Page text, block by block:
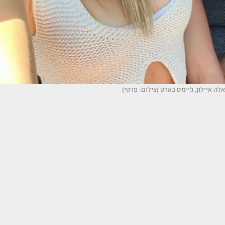
אלה איילון, ג'יימס בארט (צילום: פרטי)